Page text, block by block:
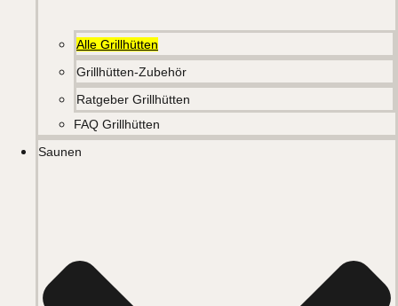
Alle Grillhütten
Grillhütten-Zubehör
Ratgeber Grillhütten
FAQ Grillhütten
Saunen